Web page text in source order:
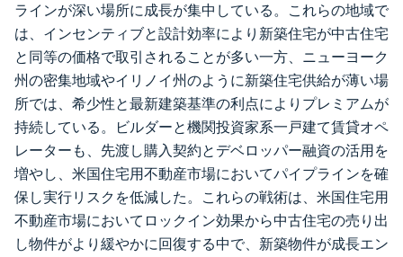
ラインが深い場所に成長が集中している。これらの地域で
は、インセンティブと設計効率により新築住宅が中古住宅
と同等の価格で取引されることが多い一方、ニューヨーク
州の密集地域やイリノイ州のように新築住宅供給が薄い場
所では、希少性と最新建築基準の利点によりプレミアムが
持続している。ビルダーと機関投資家系一戸建て賃貸オペ
レーターも、先渡し購入契約とデベロッパー融資の活用を
増やし、米国住宅用不動産市場においてパイプラインを確
保し実行リスクを低減した。これらの戦術は、米国住宅用
不動産市場においてロックイン効果から中古住宅の売り出
し物件がより緩やかに回復する中で、新築物件が成長エン